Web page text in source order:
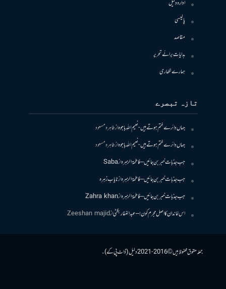
ادارہ دلیل
پالیسی
مقاصد
ہدایات برائے تحریر
ہمارے لکھاری
تازہ تبصرے
جہاں دائرے ختم ہوتے ہیں- نعیم اللہ باجوہازطاہرہ مسعود
جہاں دائرے ختم ہوتے ہیں- نعیم اللہ باجوہازطاہرہ مسعود
جب جذبات خبر بن جائیں – فاطمۃالزہرہازSaba
جب جذبات خبر بن جائیں – فاطمۃالزہرہازنایاب زہرہ
جب جذبات خبر بن جائیں – فاطمۃالزہرہازZahra khan
اس خاندان کا اصل مجرم کون! – عبدالغفار بگٹیازZeeshan majid
جملہ حقوق محفوظ ہیں © 2016-2021 دلیل (ڈاٹ پی کے)۔